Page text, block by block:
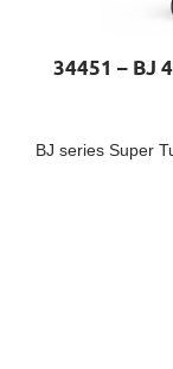
34451 – BJ
BJ series Super